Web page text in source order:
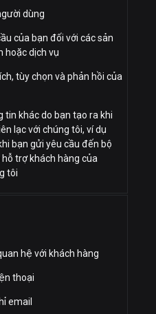
dùng
của bạn đối với các sản
hoặc dịch vụ
tùy chọn và phản hồi của
tin khác do bạn tạo ra khi
lạc với chúng tôi, ví dụ
bạn gửi yêu cầu đến bộ
trợ khách hàng của
tôi
hệ với khách hàng
thoại
email